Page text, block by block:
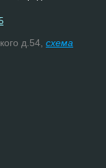
д.54, схема